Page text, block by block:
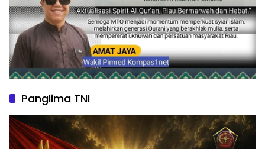
Panglima TNI